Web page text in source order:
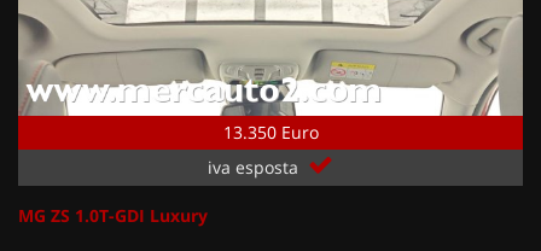
13.350 Euro
iva esposta
MG ZS 1.0T-GDI Luxury